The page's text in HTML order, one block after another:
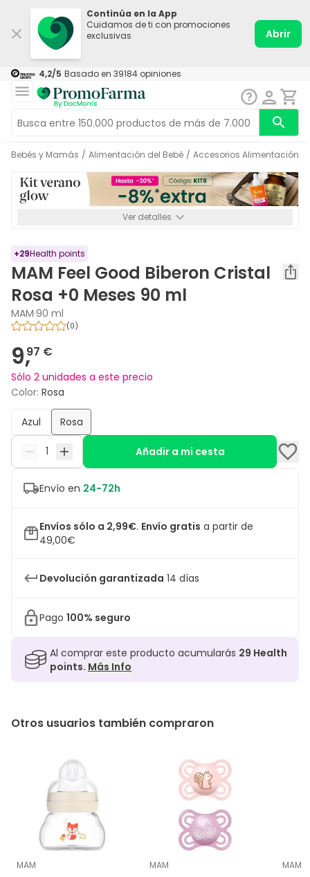
Continúa en la App
Cuidamos de ti con promociones
exclusivas
Abrir
4,2/5 Basado en 39184 opiniones
Bebés y Mamás / Alimentación del Bebé / Accesorios Alimentación
Ver detalles
+29Health points
MAM Feel Good Biberon Cristal
Rosa +0 Meses 90 ml
MAM·90 ml
(0)
9,97 €
Sólo 2 unidades a este precio
Color: Rosa
Azul Rosa
Añadir a mi cesta
Envío en 24-72h
Envíos sólo a 2,99€. Envío gratis a partir de
49,00€
Devolución garantizada 14 días
Pago 100% seguro
Al comprar este producto acumularás 29 Health
points. Más Info
Otros usuarios también compraron
MAM MAM MAM